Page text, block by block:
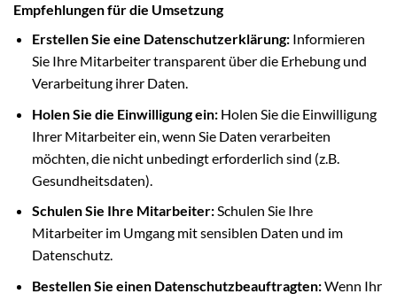
Empfehlungen für die Umsetzung
Erstellen Sie eine Datenschutzerklärung:Informieren
Sie Ihre Mitarbeiter transparent über die Erhebung und
Verarbeitung ihrer Daten.
Holen Sie die Einwilligung ein:Holen Sie die Einwilligung
Ihrer Mitarbeiter ein, wenn Sie Daten verarbeiten
möchten, die nicht unbedingt erforderlich sind (z.B.
Gesundheitsdaten).
Schulen Sie Ihre Mitarbeiter:Schulen Sie Ihre
Mitarbeiter im Umgang mit sensiblen Daten und im
Datenschutz.
Bestellen Sie einen Datenschutzbeauftragten:Wenn Ihr